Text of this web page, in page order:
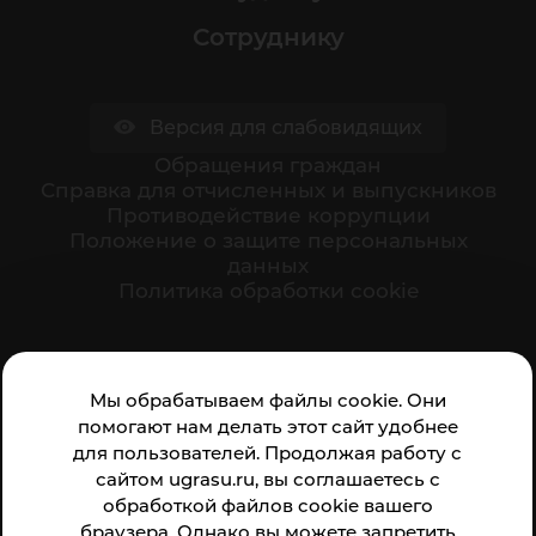
Мы обрабатываем файлы cookie. Они
помогают нам делать этот сайт удобнее
для пользователей. Продолжая работу с
сайтом ugrasu.ru, вы соглашаетесь с
обработкой файлов cookie вашего
Сотруднику
организации: